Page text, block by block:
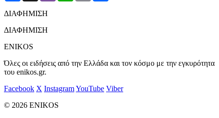
ΔΙΑΦΗΜΙΣΗ
ΔΙΑΦΗΜΙΣΗ
ENIKOS
Όλες οι ειδήσεις από την Ελλάδα και τον κόσμο με την εγκυρότητα
του enikos.gr.
Facebook X InstagramYouTube Viber
© 2026 ENIKOS